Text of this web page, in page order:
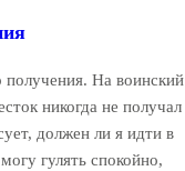
получения. На воинский
никогда не получал
должен ли я идти в
гулять спокойно,